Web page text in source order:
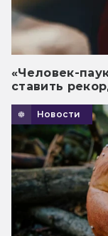
«Человек-
ставить
Новости